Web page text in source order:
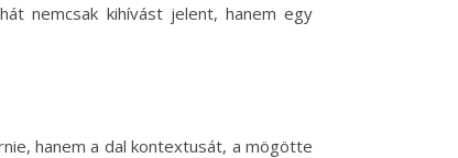
nemcsak kihívást jelent, hanem egy
hanem a dal kontextusát, a mögötte